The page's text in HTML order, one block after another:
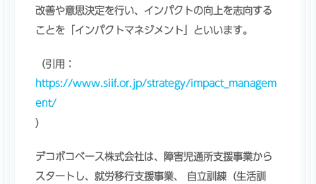
改善や意思決定を行い、インパクトの向上を志向する
ことを「インパクトマネジメント」といいます。
（引用：
https://www.siif.or.jp/strategy/impact_managem
ent/
）
デコボコベース株式会社は、障害児通所支援事業から
スタートし、就労移行支援事業、 自立訓練（生活訓